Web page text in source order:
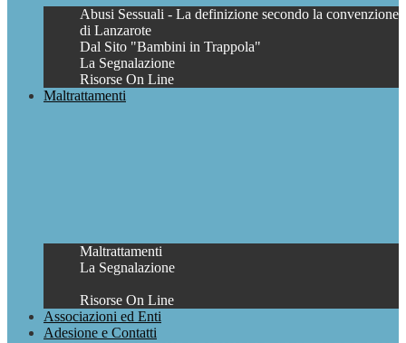
Abusi Sessuali - La definizione secondo la convenzione
di Lanzarote
Dal Sito "Bambini in Trappola"
La Segnalazione
Risorse On Line
Maltrattamenti
Maltrattamenti
La Segnalazione
Risorse On Line
Associazioni ed Enti
Adesione e Contatti